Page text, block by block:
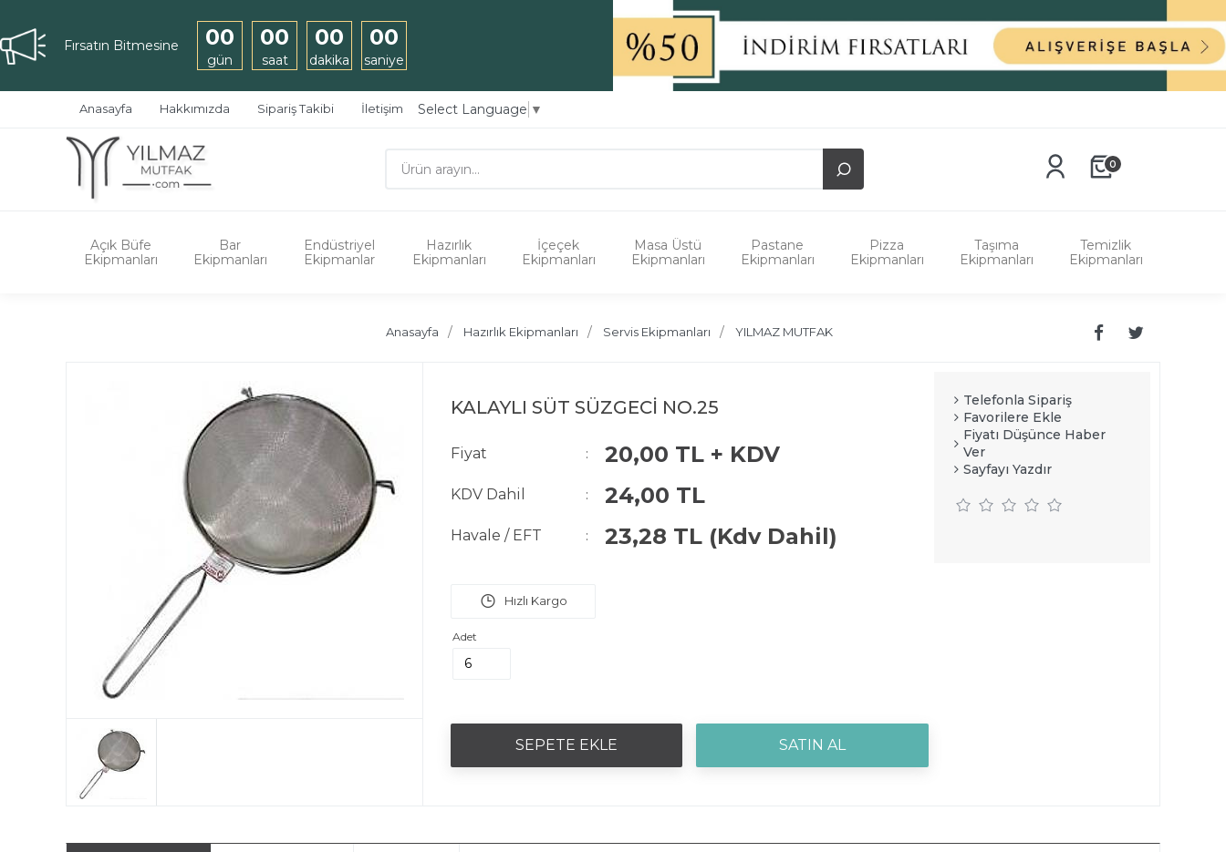
Fırsatın Bitmesine 00
gün
00
saat
00
dakika
00
saniye
Anasayfa Hakkımızda Sipariş Takibi İletişim Select Language ▼
0
Açık Büfe
Ekipmanları
Bar
Ekipmanları
Endüstriyel
Ekipmanlar
Hazırlık
Ekipmanları
İçeçek
Ekipmanları
Masa Üstü
Ekipmanları
Pastane
Ekipmanları
Pizza
Ekipmanları
Taşıma
Ekipmanları
Temizlik
Ekipmanları
Anasayfa Hazırlık Ekipmanları Servis Ekipmanları YILMAZ MUTFAK
KALAYLI SÜT SÜZGECİ NO.25
Fiyat : 20,00 TL + KDV
KDV Dahil : 24,00 TL
Havale / EFT : 23,28 TL (Kdv Dahil)
Adet
Telefonla Sipariş
Favorilere Ekle
Fiyatı Düşünce Haber
Ver
Sayfayı Yazdır